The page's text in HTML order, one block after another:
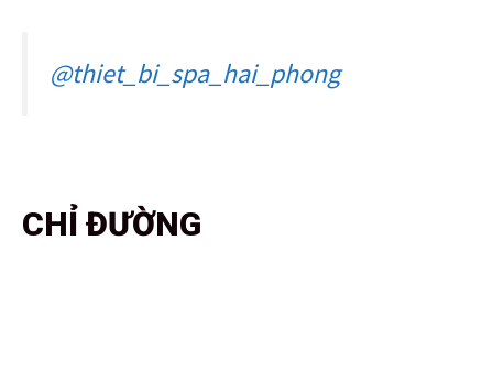
@thiet_bi_spa_hai_phong
CHỈ ĐƯỜNG